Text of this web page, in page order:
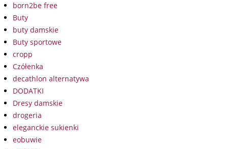
born2be free
Buty
buty damskie
Buty sportowe
cropp
Czółenka
decathlon alternatywa
DODATKI
Dresy damskie
drogeria
eleganckie sukienki
eobuwie